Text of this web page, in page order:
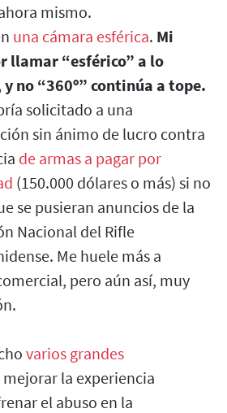
mismo.
una cámara esférica. Mi
llamar “esférico” a lo
no “360º” continúa a tope.
solicitado a una
sin ánimo de lucro contra
de armas a pagar por
(150.000 dólares o más) si no
se pusieran anuncios de la
Nacional del Rifle
Me huele más a
pero aún así, muy
varios grandes
mejorar la experiencia
el abuso en la